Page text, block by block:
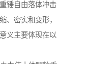
锤自由落体冲击
、密实和变形，
义主要体现在以